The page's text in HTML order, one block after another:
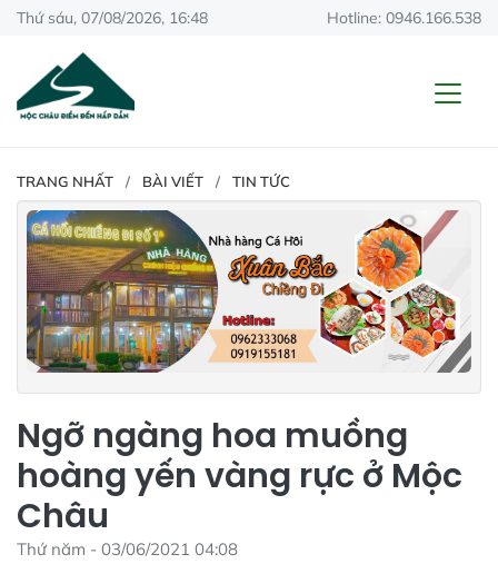
Thứ sáu, 07/08/2026, 16:48 Hotline: 0946.166.538
TRANG NHẤT BÀI VIẾT TIN TỨC
Ngỡ ngàng hoa muồng
hoàng yến vàng rực ở Mộc
Châu
Thứ năm - 03/06/2021 04:08